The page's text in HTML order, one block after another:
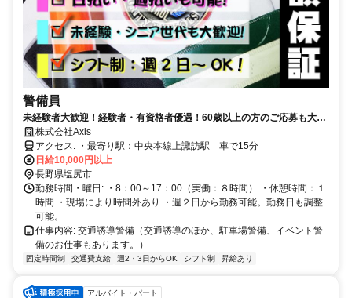
警備員
未経験者大歓迎！経験者・有資格者優遇！60歳以上の方のご応募も大歓
迎！株式会社Axis
アクセス: ・最寄り駅：中央本線上諏訪駅 車で15分
日給10,000円以上
長野県塩尻市
勤務時間・曜日: ・8：00～17：00（実働：８時間） ・休憩時間：１
時間 ・現場により時間外あり ・週２日から勤務可能。勤務日も調整
可能。
仕事内容: 交通誘導警備（交通誘導のほか、駐車場警備、イベント警
備のお仕事もあります。）
固定時間制 交通費支給 週2・3日からOK シフト制 昇給あり
アルバイト・パート